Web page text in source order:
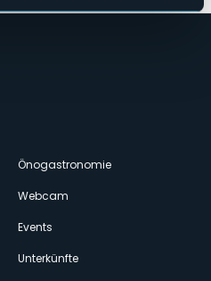
Önogastronomie
Webcam
Events
Unterkünfte